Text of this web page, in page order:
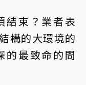
結束？業者表
構的大環境的
的最致命的問